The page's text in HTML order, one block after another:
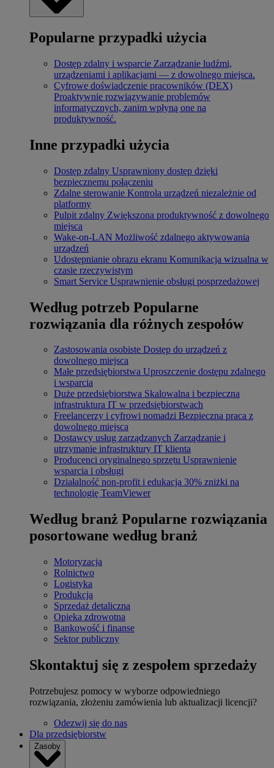
Popularne przypadki użycia
Dostęp zdalny i wsparcie Zarządzanie ludźmi,
urządzeniami i aplikacjami — z dowolnego miejsca.
Cyfrowe doświadczenie pracowników (DEX)
Proaktywnie rozwiązywanie problemów
informatycznych, zanim wpłyną one na
produktywność.
Inne przypadki użycia
Dostęp zdalny Usprawniony dostęp dzięki
bezpiecznemu połączeniu
Zdalne sterowanie Kontrola urządzeń niezależnie od
platformy
Pulpit zdalny Zwiększona produktywność z dowolnego
miejsca
Wake-on-LAN Możliwość zdalnego aktywowania
urządzeń
Udostępnianie obrazu ekranu Komunikacja wizualna w
czasie rzeczywistym
Smart Service Usprawnienie obsługi posprzedażowej
Według potrzeb Popularne
rozwiązania dla różnych zespołów
Zastosowania osobiste Dostęp do urządzeń z
dowolnego miejsca
Małe przedsiębiorstwa Uproszczenie dostępu zdalnego
i wsparcia
Duże przedsiębiorstwa Skalowalna i bezpieczna
infrastruktura IT w przedsiębiorstwach
Freelancerzy i cyfrowi nomadzi Bezpieczna praca z
dowolnego miejsca
Dostawcy usług zarządzanych Zarządzanie i
utrzymanie infrastruktury IT klienta
Producenci oryginalnego sprzętu Usprawnienie
wsparcia i obsługi
Działalność non-profit i edukacja 30% zniżki na
technologię TeamViewer
Według branż Popularne rozwiązania
posortowane według branż
Motoryzacja
Rolnictwo
Logistyka
Produkcja
Sprzedaż detaliczna
Opieka zdrowotna
Bankowość i finanse
Sektor publiczny
Skontaktuj się z zespołem sprzedaży
Potrzebujesz pomocy w wyborze odpowiedniego
rozwiązania, złożeniu zamówienia lub aktualizacji licencji?
Odezwij się do nas
Dla przedsiębiorstw
Zasoby